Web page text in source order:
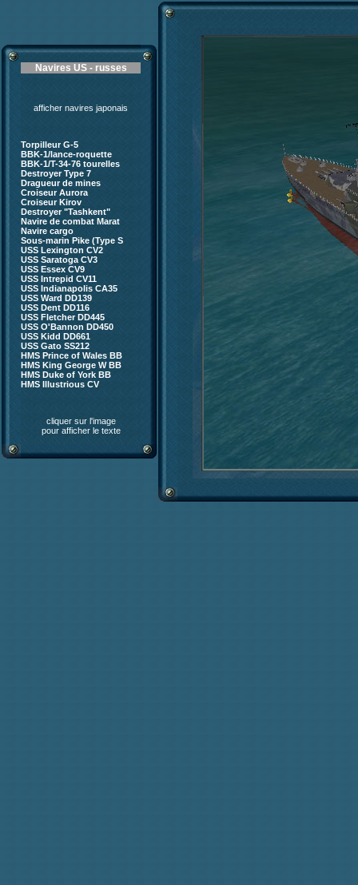
Navires US - russes
afficher navires japonais
Torpilleur G-5
BBK-1/lance-roquette
BBK-1/T-34-76 tourelles
Destroyer Type 7
Dragueur de mines
Croiseur Aurora
Croiseur Kirov
Destroyer "Tashkent"
Navire de combat Marat
Navire cargo
Sous-marin Pike (Type S
USS Lexington CV2
USS Saratoga CV3
USS Essex CV9
USS Intrepid CV11
USS Indianapolis CA35
USS Ward DD139
USS Dent DD116
USS Fletcher DD445
USS O'Bannon DD450
USS Kidd DD661
USS Gato SS212
HMS Prince of Wales BB
HMS King George W BB
HMS Duke of York BB
HMS Illustrious CV
cliquer sur l'image
pour afficher le texte